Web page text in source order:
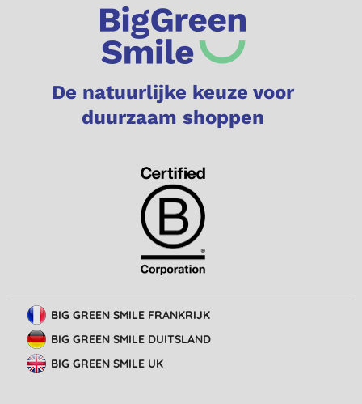
De natuurlijke keuze voor
duurzaam shoppen
BIG GREEN SMILE FRANKRIJK
BIG GREEN SMILE DUITSLAND
BIG GREEN SMILE UK